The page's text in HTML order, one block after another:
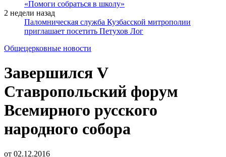
«Помоги собраться в школу»
2 недели назад
Паломническая служба Кузбасской митрополии
приглашает посетить Петухов Лог
Общецерковные новости
Завершился V
Ставропольский форум
Всемирного русского
народного собора
от 02.12.2016